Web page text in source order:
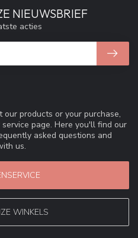
products or your purchase,
page. Here you'll find our
asked questions and
us.
WINKELS
NIEUWSBRIEF
acties